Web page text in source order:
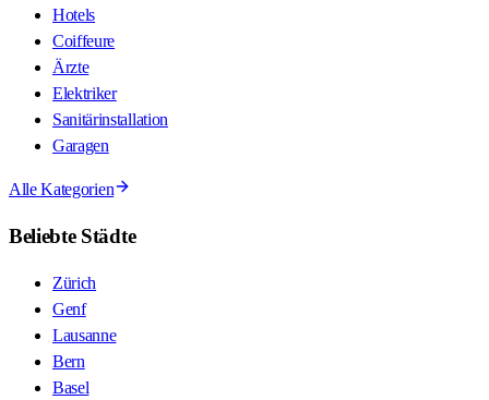
Hotels
Coiffeure
Ärzte
Elektriker
Sanitärinstallation
Garagen
Alle Kategorien
Beliebte Städte
Zürich
Genf
Lausanne
Bern
Basel